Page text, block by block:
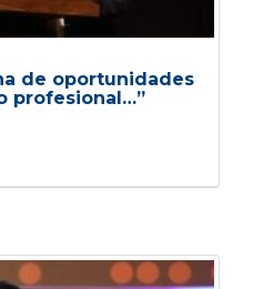
de oportunidades
profesional…”